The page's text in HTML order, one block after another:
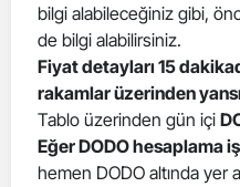
bilgi alabileceğiniz gibi,
de bilgi alabilirsiniz.
Fiyat detayları 15
rakamlar üzerinden
Tablo üzerinden gün içi
Eğer DODO hesaplama
hemen DODO altında yer